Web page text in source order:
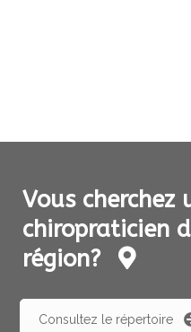
Vous cherchez
chiropraticien
région?
Consultez le répertoire